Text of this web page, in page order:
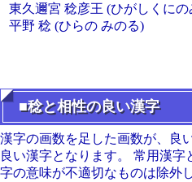
東久邇宮 稔彦王 (ひがしくに
平野 稔 (ひらの みのる)
■稔と相性の良い漢字
漢字の画数を足した画数が、良
良い漢字となります。 常用漢
字の意味が不適切なものは除外